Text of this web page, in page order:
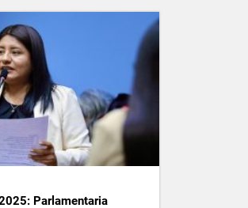
Parlamentaria